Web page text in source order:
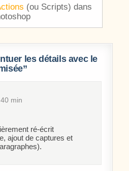
(ou Scripts) dans
les détails avec le
”
min
ré-écrit
ajout de captures et